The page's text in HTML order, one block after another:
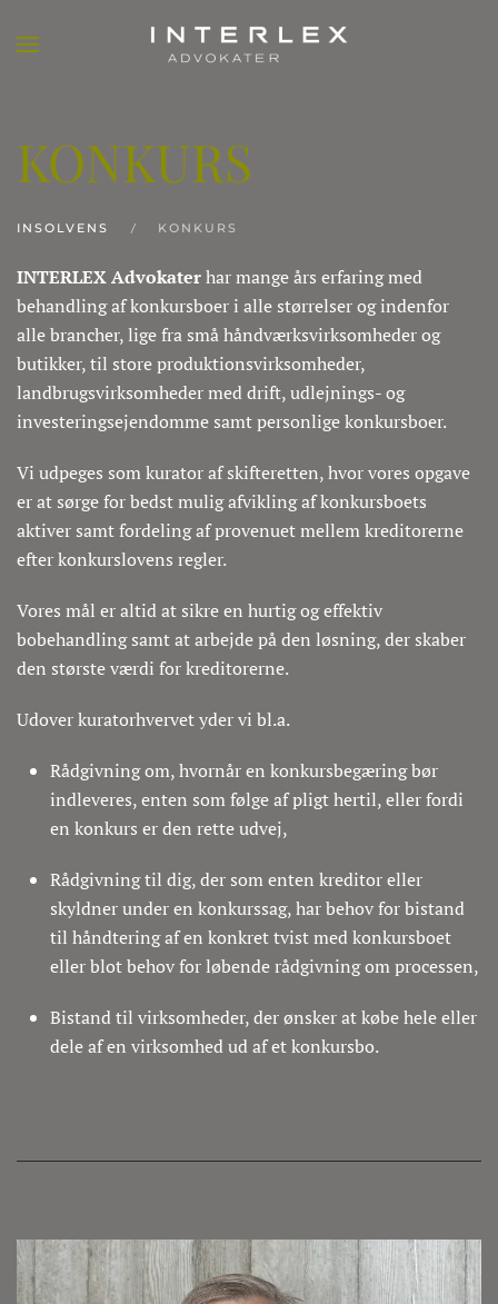
KONKURS
INSOLVENS KONKURS
INTERLEX Advokaterhar mange års erfaring med
behandling af konkursboer i alle størrelser og indenfor
alle brancher, lige fra små håndværksvirksomheder og
butikker, til store produktionsvirksomheder,
landbrugsvirksomheder med drift, udlejnings- og
investeringsejendomme samt personlige konkursboer.
Vi udpeges som kurator af skifteretten, hvor vores opgave
er at sørge for bedst mulig afvikling af konkursboets
aktiver samt fordeling af provenuet mellem kreditorerne
efter konkurslovens regler.
Vores mål er altid at sikre en hurtig og effektiv
bobehandling samt at arbejde på den løsning, der skaber
den største værdi for kreditorerne.
Udover kuratorhvervet yder vi bl.a.
Rådgivning om, hvornår en konkursbegæring bør
indleveres, enten som følge af pligt hertil, eller fordi
en konkurs er den rette udvej,
Rådgivning til dig, der som enten kreditor eller
skyldner under en konkurssag, har behov for bistand
til håndtering af en konkret tvist med konkursboet
eller blot behov for løbende rådgivning om processen,
Bistand til virksomheder, der ønsker at købe hele eller
dele af en virksomhed ud af et konkursbo.